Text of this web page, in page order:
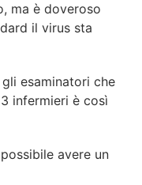
ma è doveroso
il virus sta
esaminatori che
infermieri è così
avere un